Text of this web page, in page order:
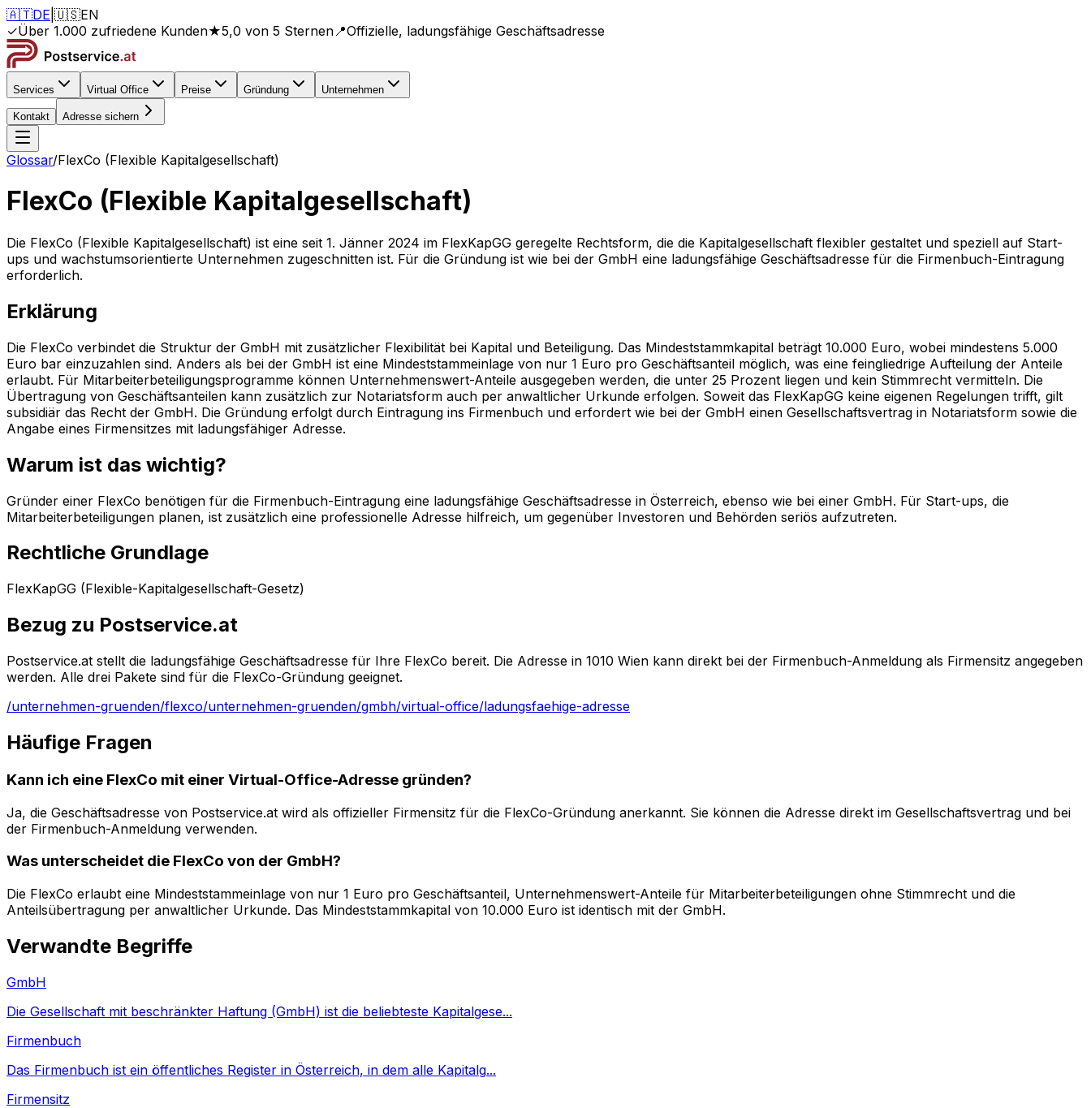
🇦🇹DE 🇺🇸EN
✓Über 1.000 zufriedene Kunden★5,0 von 5 Sternen📍Offizielle, ladungsfähige Geschäftsadresse
Services Virtual Office Preise Gründung Unternehmen
Kontakt Adresse sichern
Glossar/FlexCo (Flexible Kapitalgesellschaft)
FlexCo (Flexible Kapitalgesellschaft)
Die FlexCo (Flexible Kapitalgesellschaft) ist eine seit 1. Jänner 2024 im FlexKapGG geregelte Rechtsform, die die Kapitalgesellschaft flexibler gestaltet und speziell auf Start-
ups und wachstumsorientierte Unternehmen zugeschnitten ist. Für die Gründung ist wie bei der GmbH eine ladungsfähige Geschäftsadresse für die Firmenbuch-Eintragung
erforderlich.
Erklärung
Die FlexCo verbindet die Struktur der GmbH mit zusätzlicher Flexibilität bei Kapital und Beteiligung. Das Mindeststammkapital beträgt 10.000 Euro, wobei mindestens 5.000
Euro bar einzuzahlen sind. Anders als bei der GmbH ist eine Mindeststammeinlage von nur 1 Euro pro Geschäftsanteil möglich, was eine feingliedrige Aufteilung der Anteile
erlaubt. Für Mitarbeiterbeteiligungsprogramme können Unternehmenswert-Anteile ausgegeben werden, die unter 25 Prozent liegen und kein Stimmrecht vermitteln. Die
Übertragung von Geschäftsanteilen kann zusätzlich zur Notariatsform auch per anwaltlicher Urkunde erfolgen. Soweit das FlexKapGG keine eigenen Regelungen trifft, gilt
subsidiär das Recht der GmbH. Die Gründung erfolgt durch Eintragung ins Firmenbuch und erfordert wie bei der GmbH einen Gesellschaftsvertrag in Notariatsform sowie die
Angabe eines Firmensitzes mit ladungsfähiger Adresse.
Warum ist das wichtig?
Gründer einer FlexCo benötigen für die Firmenbuch-Eintragung eine ladungsfähige Geschäftsadresse in Österreich, ebenso wie bei einer GmbH. Für Start-ups, die
Mitarbeiterbeteiligungen planen, ist zusätzlich eine professionelle Adresse hilfreich, um gegenüber Investoren und Behörden seriös aufzutreten.
Rechtliche Grundlage
FlexKapGG (Flexible-Kapitalgesellschaft-Gesetz)
Bezug zu Postservice.at
Postservice.at stellt die ladungsfähige Geschäftsadresse für Ihre FlexCo bereit. Die Adresse in 1010 Wien kann direkt bei der Firmenbuch-Anmeldung als Firmensitz angegeben
werden. Alle drei Pakete sind für die FlexCo-Gründung geeignet.
/unternehmen-gruenden/flexco/unternehmen-gruenden/gmbh/virtual-office/ladungsfaehige-adresse
Häufige Fragen
Kann ich eine FlexCo mit einer Virtual-Office-Adresse gründen?
Ja, die Geschäftsadresse von Postservice.at wird als offizieller Firmensitz für die FlexCo-Gründung anerkannt. Sie können die Adresse direkt im Gesellschaftsvertrag und bei
der Firmenbuch-Anmeldung verwenden.
Was unterscheidet die FlexCo von der GmbH?
Die FlexCo erlaubt eine Mindeststammeinlage von nur 1 Euro pro Geschäftsanteil, Unternehmenswert-Anteile für Mitarbeiterbeteiligungen ohne Stimmrecht und die
Anteilsübertragung per anwaltlicher Urkunde. Das Mindeststammkapital von 10.000 Euro ist identisch mit der GmbH.
Verwandte Begriffe
GmbH
Die Gesellschaft mit beschränkter Haftung (GmbH) ist die beliebteste Kapitalgese...
Firmenbuch
Das Firmenbuch ist ein öffentliches Register in Österreich, in dem alle Kapitalg...
Firmensitz